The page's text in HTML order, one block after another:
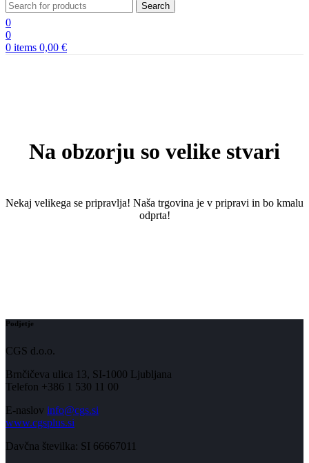
Search
0
0
0 items 0,00 €
Na obzorju so velike stvari
Nekaj ​​velikega se pripravlja! Naša trgovina je v pripravi in ​​bo kmalu
odprta!
Podjetje
CGS d.o.o.
Brnčičeva ulica 13, SI-1000 Ljubljana
Telefon +386 1 530 11 00
E-naslov info@cgs.si
www.cgsplus.si
Davčna številka: SI 66667011